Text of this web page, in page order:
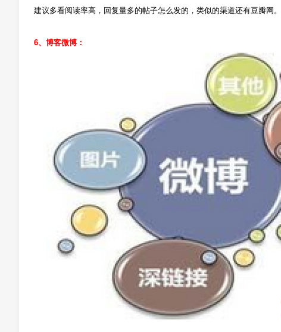
建议多看阅读率高，回复量多的帖子怎么发的，类似的渠道还有豆瓣网。
6、博客微博：